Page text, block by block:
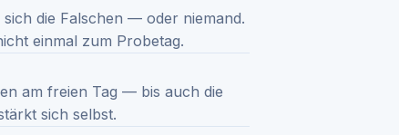
die Falschen — oder niemand.
einmal zum Probetag.
am freien Tag — bis auch die
sich selbst.